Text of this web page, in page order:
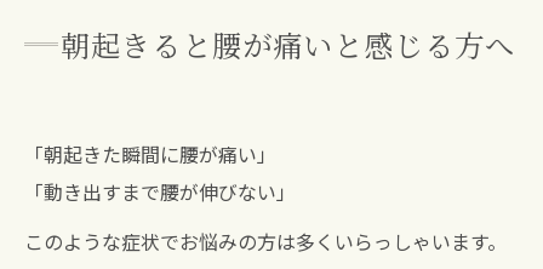
朝起きると腰が痛いと感じる方へ
「朝起きた瞬間に腰が痛い」
「動き出すまで腰が伸びない」
このような症状でお悩みの方は多くいらっしゃいます。